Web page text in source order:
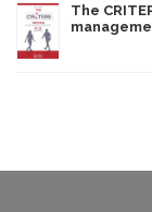
The